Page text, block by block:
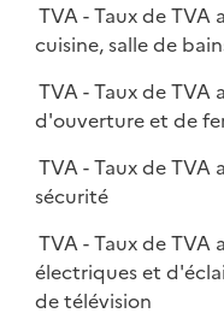
TVA - Taux de
cuisine, salle de
TVA - Taux de TVA
d'ouverture et de
TVA - Taux de
sécurité
TVA - Taux de
électriques et
de télévision